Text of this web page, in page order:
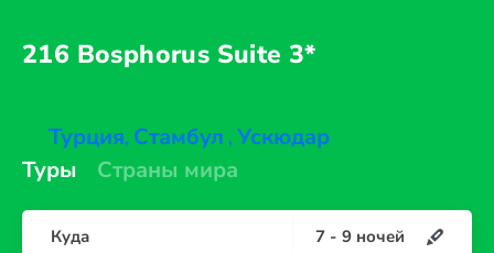
216 Bosphorus Suite 3*
Турция, Стамбул , Ускюдар
Туры
Страны мира
Куда 7 - 9 ночей